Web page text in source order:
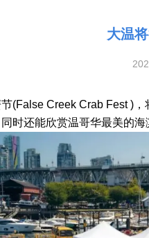
大温
(False Creek Crab Fest )，
时还能欣赏温哥华最美的